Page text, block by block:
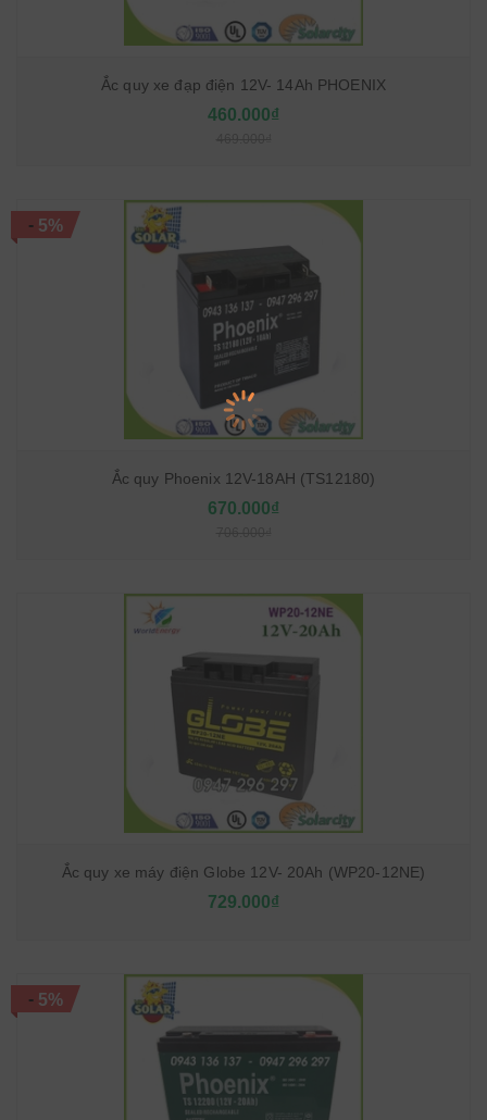
Ắc quy xe đạp điện 12V- 14Ah PHOENIX
460.000₫
- 5%
Ắc quy Phoenix 12V-18AH (TS12180)
670.000₫
Ắc quy xe máy điện Globe 12V- 20Ah (WP20-12NE)
729.000₫
- 5%